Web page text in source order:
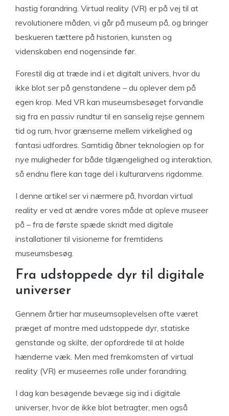
hastig forandring. Virtual reality (VR) er på vej til at
revolutionere måden, vi går på museum på, og bringer
beskueren tættere på historien, kunsten og
videnskaben end nogensinde før.
Forestil dig at træde ind i et digitalt univers, hvor du
ikke blot ser på genstandene – du oplever dem på
egen krop. Med VR kan museumsbesøget forvandle
sig fra en passiv rundtur til en sanselig rejse gennem
tid og rum, hvor grænserne mellem virkelighed og
fantasi udfordres. Samtidig åbner teknologien op for
nye muligheder for både tilgængelighed og interaktion,
så endnu flere kan tage del i kulturarvens rigdomme.
I denne artikel ser vi nærmere på, hvordan virtual
reality er ved at ændre vores måde at opleve museer
på – fra de første spæde skridt med digitale
installationer til visionerne for fremtidens
museumsbesøg.
Fra udstoppede dyr til digitale
universer
Gennem årtier har museumsoplevelsen ofte været
præget af montre med udstoppede dyr, statiske
genstande og skilte, der opfordrede til at holde
hænderne væk. Men med fremkomsten af virtual
reality (VR) er museernes rolle under forandring.
I dag kan besøgende bevæge sig ind i digitale
universer, hvor de ikke blot betragter, men også